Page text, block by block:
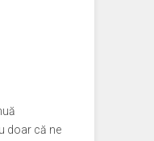
doar că ne